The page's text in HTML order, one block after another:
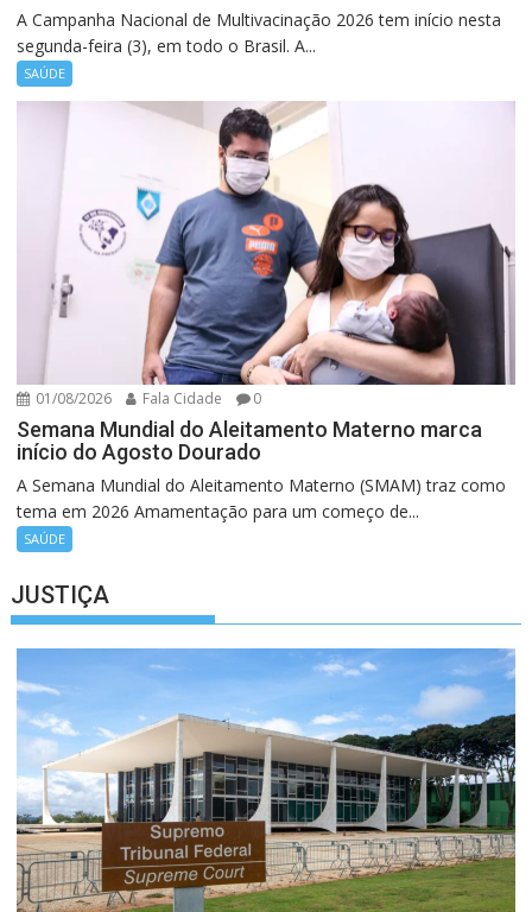
A Campanha Nacional de Multivacinação 2026 tem início nesta
segunda-feira (3), em todo o Brasil. A...
SAÚDE
01/08/2026 Fala Cidade 0
Semana Mundial do Aleitamento Materno marca
início do Agosto Dourado
A Semana Mundial do Aleitamento Materno (SMAM) traz como
tema em 2026 Amamentação para um começo de...
SAÚDE
JUSTIÇA